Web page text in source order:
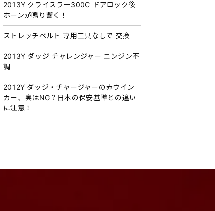
2013Y クライスラー300C ドアロック後
ホーンが鳴り響く！
ストレッチベルト 専用工具なしで 交換
2013Y ダッジ チャレンジャー エンジン不
調
2012Y ダッジ・チャージャーの赤ウイン
カー、実はNG？日本の保安基準との違い
に注意！